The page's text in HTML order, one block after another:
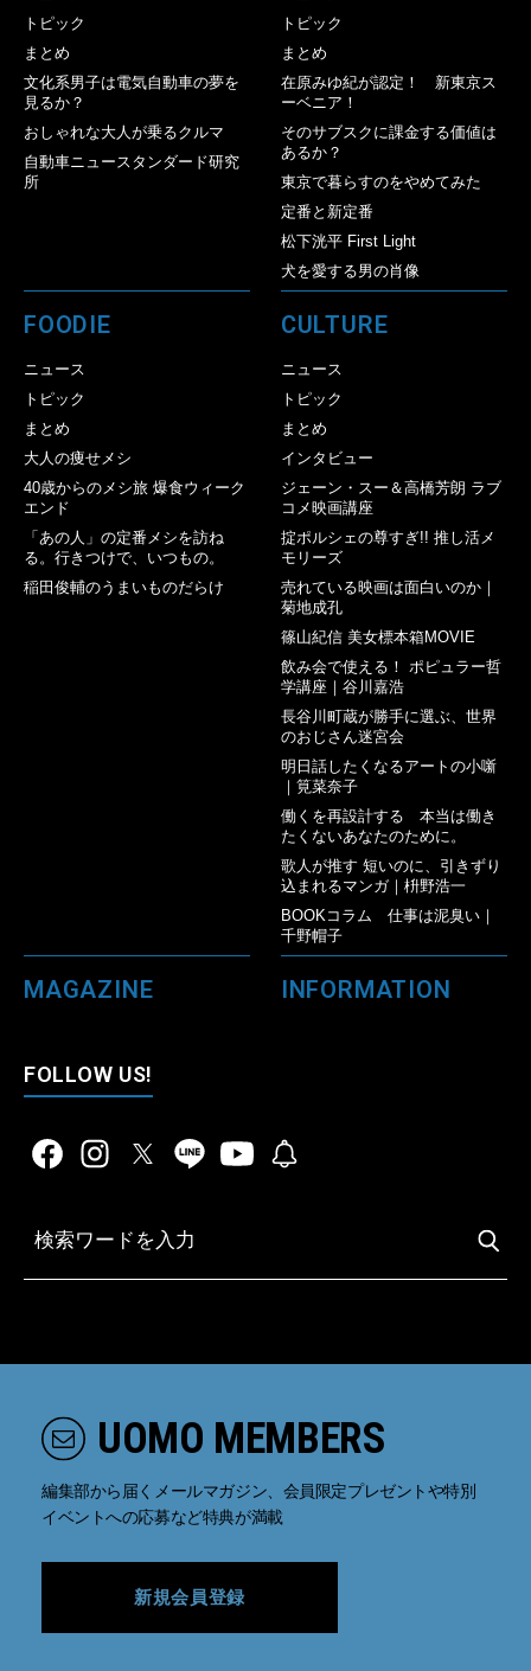
トピック
まとめ
文化系男子は電気自動車の夢を
見るか？
おしゃれな大人が乗るクルマ
自動車ニュースタンダード研究
所
トピック
まとめ
在原みゆ紀が認定！ 新東京ス
ーベニア！
そのサブスクに課金する価値は
あるか？
東京で暮らすのをやめてみた
定番と新定番
松下洸平 First Light
犬を愛する男の肖像
FOODIE
ニュース
トピック
まとめ
大人の痩せメシ
40歳からのメシ旅 爆食ウィーク
エンド
「あの人」の定番メシを訪ね
る。行きつけで、いつもの。
稲田俊輔のうまいものだらけ
CULTURE
ニュース
トピック
まとめ
インタビュー
ジェーン・スー＆高橋芳朗 ラブ
コメ映画講座
掟ポルシェの尊すぎ!! 推し活メ
モリーズ
売れている映画は面白いのか｜
菊地成孔
篠山紀信 美女標本箱MOVIE
飲み会で使える！ ポピュラー哲
学講座｜谷川嘉浩
長谷川町蔵が勝手に選ぶ、世界
のおじさん迷宮会
明日話したくなるアートの小噺
｜筧菜奈子
働くを再設計する 本当は働き
たくないあなたのために。
歌人が推す 短いのに、引きずり
込まれるマンガ｜枡野浩一
BOOKコラム 仕事は泥臭い｜
千野帽子
MAGAZINE INFORMATION
FOLLOW US!
UOMO MEMBERS
編集部から届くメールマガジン、会員限定プレゼントや特別
イベントへの応募など特典が満載
新規会員登録